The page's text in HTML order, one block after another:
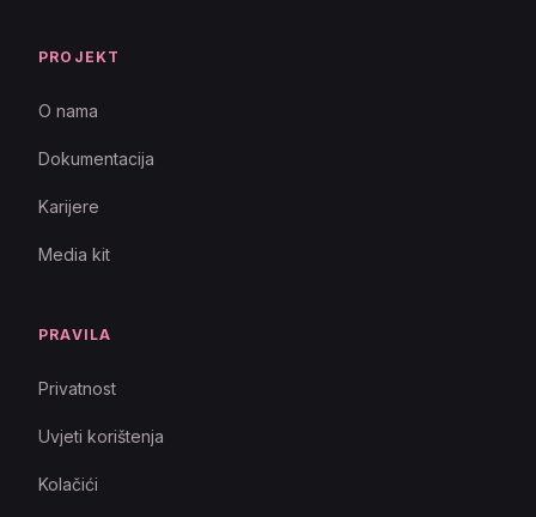
PROJEKT
O nama
Dokumentacija
Karijere
Media kit
PRAVILA
Privatnost
Uvjeti korištenja
Kolačići